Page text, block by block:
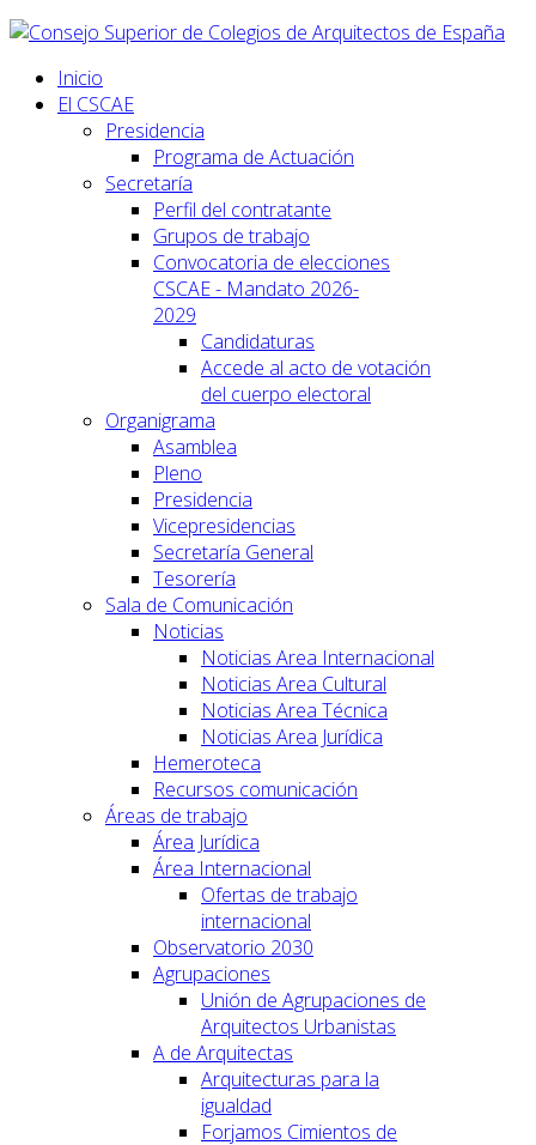
Inicio
El CSCAE
Presidencia
Programa de Actuación
Secretaría
Perfil del contratante
Grupos de trabajo
Convocatoria de elecciones
CSCAE - Mandato 2026-
2029
Candidaturas
Accede al acto de votación
del cuerpo electoral
Organigrama
Asamblea
Pleno
Presidencia
Vicepresidencias
Secretaría General
Tesorería
Sala de Comunicación
Noticias
Noticias Area Internacional
Noticias Area Cultural
Noticias Area Técnica
Noticias Area Jurídica
Hemeroteca
Recursos comunicación
Áreas de trabajo
Área Jurídica
Área Internacional
Ofertas de trabajo
internacional
Observatorio 2030
Agrupaciones
Unión de Agrupaciones de
Arquitectos Urbanistas
A de Arquitectas
Arquitecturas para la
igualdad
Forjamos Cimientos de